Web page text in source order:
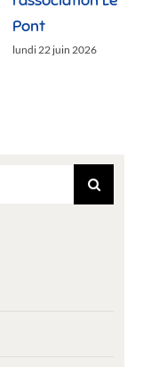
Pont
lundi 22 juin 2026